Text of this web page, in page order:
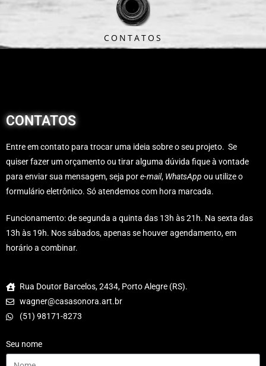
CONTATOS
CONTATOS
Entre em contato para trocar uma ideia sobre o seu projeto. Se
quiser fazer um orçamento ou tirar alguma dúvida fique à vontade
para enviar sua mensagem, seja pore-mail, WhatsApp ou utilize o
formulário eletrônico. Só atendemos com hora marcada.
Funcionamento: de segunda a quinta das 13h às 21h. Na sexta das
13h às 19h. Nos sábados, apenas se houver agendamento, em
horário a combinar.
Rua Doutor Barcelos, 2434, Porto Alegre (RS).
wagner@casasonora.art.br
(51) 98171-8273
Seu nome